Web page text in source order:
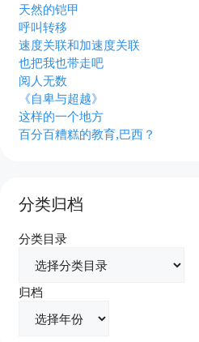
天然的铠甲
呼叫转移
速度关联和加速度关联
也把我也带走吧
阅人无数
《自卑与超越》
这样的一个地方
百分百糟糕的教育,巴西？
分类归档
分类目录
归档